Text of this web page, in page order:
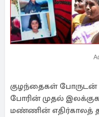
குழந்தைகள்
போரின் முதல்
மண்ணின்